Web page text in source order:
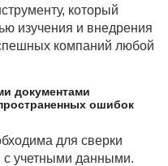
который
изучения и внедрения
компаний любой
документами
ошибок
для сверки
с учетными данными.